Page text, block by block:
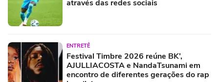
através das redes sociais
ENTRETÊ
Festival Timbre 2026 reúne BK’,
AJULLIACOSTA e NandaTsunami em
encontro de diferentes gerações do rap